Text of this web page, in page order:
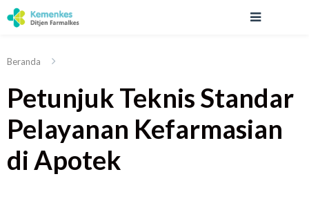
Beranda
Petunjuk Teknis Standar
Pelayanan Kefarmasian
di Apotek